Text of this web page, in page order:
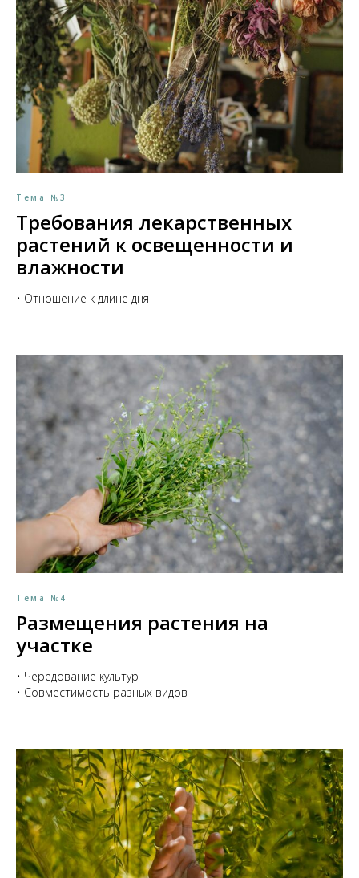
Тема №3
Требования лекарственных
растений к освещенности и
влажности
• Отношение к длине дня
Тема №4
Размещения растения на
участке
• Чередование культур
• Совместимость разных видов